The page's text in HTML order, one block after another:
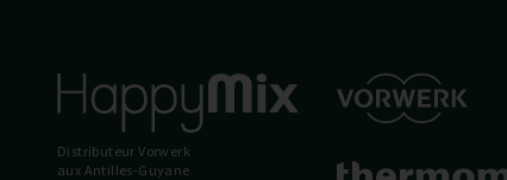
Distributeur Vorwerk
aux Antilles-Guyane